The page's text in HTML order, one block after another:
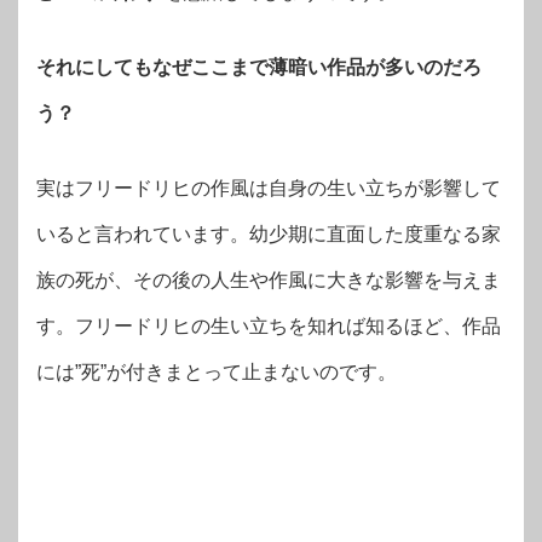
それにしてもなぜここまで薄暗い作品が多いのだろ
う？
実はフリードリヒの作風は自身の生い立ちが影響して
いると言われています。幼少期に直面した度重なる家
族の死が、その後の人生や作風に大きな影響を与えま
す。フリードリヒの生い立ちを知れば知るほど、作品
には”死”が付きまとって止まないのです。